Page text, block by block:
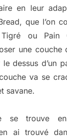
en leur
que l’on
ou Pain
une couche
dessus d’un
va se
savane.
se trouve
ai trouvé